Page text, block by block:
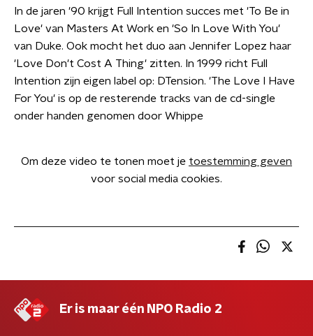
In de jaren '90 krijgt Full Intention succes met 'To Be in
Love' van Masters At Work en 'So In Love With You'
van Duke. Ook mocht het duo aan Jennifer Lopez haar
'Love Don't Cost A Thing' zitten. In 1999 richt Full
Intention zijn eigen label op: DTension. 'The Love I Have
For You' is op de resterende tracks van de cd-single
onder handen genomen door Whippe
Om deze video te tonen moet je toestemming geven
voor social media cookies.
Er is maar één NPO Radio 2